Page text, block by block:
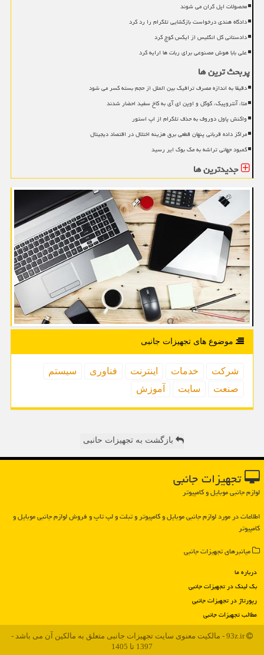
محصولات اپل گران می شوند
دادگاه هندی درخواست بازگشایی تلگرام را رد کرد
دادستانی کل انگلیس از ایکس کوچ کرد
علی بابا هوش مصنوعی برای ربات ها ارایه کرد
پربحث ترین ها
دقیقا به اندازه مصرف ترافیک بین الملل از حجم بسته کسر می شود
متا، آنتروپیک، گوگل و اوپن ای آی به کاخ سفید احضار شدند
واکنش پاول دوروف به حذف تلگرام از اپ استور
مراکز داده قربانی پنهان قطعی برق هزینه اختلال در اقتصاد دیجیتال
کمبود جهانی تراشه به مک بوک ایر رسید
جدیدترین ها
موضوع های تجهیزات جانبی
شركت خدمات اینترنت فناوری
سیستم
صنعت
سایت آموزش
بازگشت به تجهیزات حانبی
تجهیزات جانبی
لوازم جانبی موبایل و کامپیوتر
اطلاعات در مورد لوازم جانبی موبایل و كامپیوتر و تبلت و لپ تاپ و فروش لوازم جانبی موبایل و
كامپیوتر
میانبرهای تجهیزات جانبی
درباره ما
بک لینک در تجهیزات جانبی
رپورتاژ در تجهیزات جانبی
مطالب تجهیزات جانبی
93z.ir - مالکیت معنوی سایت تجهیزات جانبی متعلق به مالکین آن می باشد -
1397 تا 1405